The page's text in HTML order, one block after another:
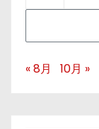
« 8月 10月 »